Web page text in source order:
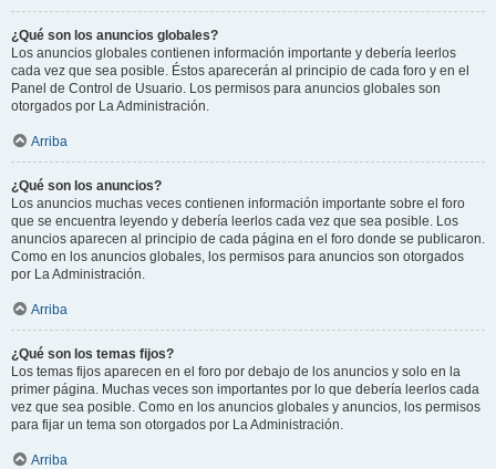
¿Qué son los anuncios globales?
Los anuncios globales contienen información importante y debería leerlos
cada vez que sea posible. Éstos aparecerán al principio de cada foro y en el
Panel de Control de Usuario. Los permisos para anuncios globales son
otorgados por La Administración.
Arriba
¿Qué son los anuncios?
Los anuncios muchas veces contienen información importante sobre el foro
que se encuentra leyendo y debería leerlos cada vez que sea posible. Los
anuncios aparecen al principio de cada página en el foro donde se publicaron.
Como en los anuncios globales, los permisos para anuncios son otorgados
por La Administración.
Arriba
¿Qué son los temas fijos?
Los temas fijos aparecen en el foro por debajo de los anuncios y solo en la
primer página. Muchas veces son importantes por lo que debería leerlos cada
vez que sea posible. Como en los anuncios globales y anuncios, los permisos
para fijar un tema son otorgados por La Administración.
Arriba